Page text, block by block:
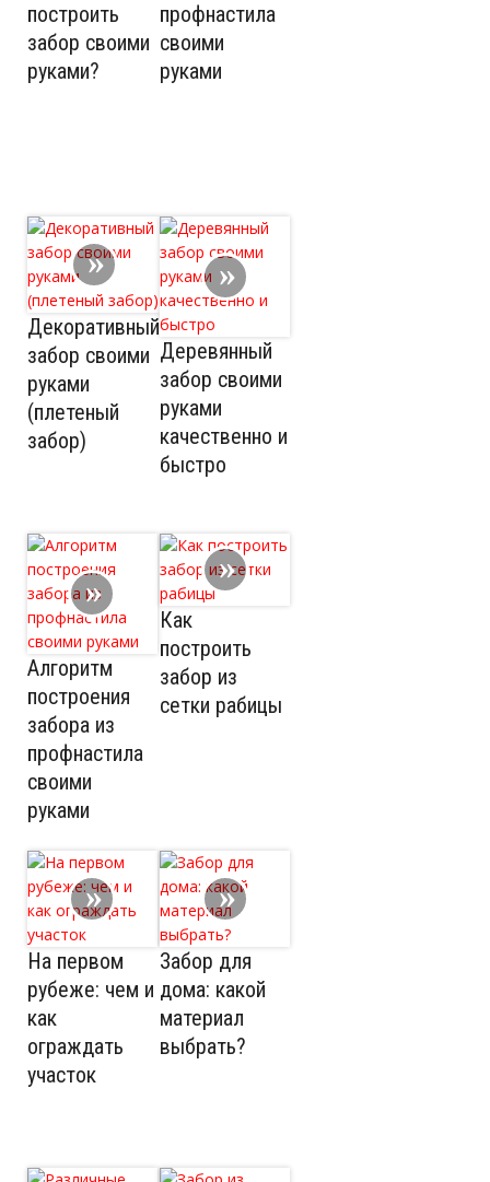
построить
забор своими
руками?
профнастила
своими
руками
Декоративный
забор своими
руками
(плетеный
забор)
Деревянный
забор своими
руками
качественно и
быстро
Алгоритм
построения
забора из
профнастила
своими
руками
Как
построить
забор из
сетки рабицы
На первом
рубеже: чем и
как
ограждать
участок
Забор для
дома: какой
материал
выбрать?